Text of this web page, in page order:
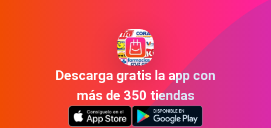
Descarga gratis la app con
más de 350 tiendas